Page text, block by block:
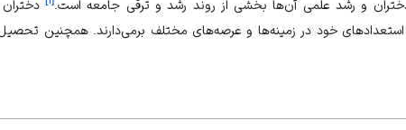
و رشد علمی آن‌ها بخشی از روند رشد و ترقی جامعه است.
خود در زمینه‌ها و عرصه‌های مختلف برمی‌دارند. همچنین